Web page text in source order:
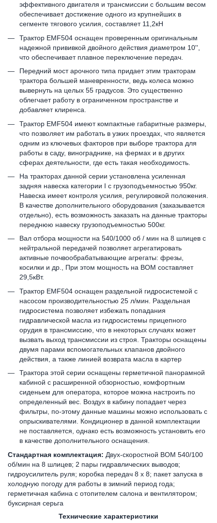
эффективного двигателя и трансмиссии с большим весом
обеспечивает достижение одного из крупнейших в
сегменте тягового усилия, составляет 11,2кН
Трактор ЕMF504 оснащен проверенным оригинальным
надежной прививкой двойного действия диаметром 10'',
что обеспечивает плавное переключение передач.
Передний мост арочного типа придает этим тракторам
трактора большей маневренности, ведь колеса можно
вывернуть на целых 55 градусов. Это существенно
облегчает работу в ограниченном пространстве и
добавляет клиренса.
Трактор ЕMF504 имеют компактные габаритные размеры,
что позволяет им работать в узких проездах, что является
одним из ключевых факторов при выборе трактора для
работы в саду, винограднике, на фермах и в других
сферах деятельности, где есть такая необходимость.
На тракторах данной серии установлена усиленная
задняя навеска категории I с грузоподъемностью 950кг.
Навеска имеет контроля усилия, регулировкой положения.
В качестве дополнительного оборудования (заказывается
отдельно), есть возможность заказать на данные тракторы
переднюю навеску грузоподъемностью 500кг.
Вал отбора мощности на 540/1000 об / мин на 8 шлицев с
нейтральной передачей позволяет агрегатировать
активные почвообрабатывающие агрегаты: фрезы,
косилки и др., При этом мощность на ВОМ составляет
29,5кВт.
Трактор ЕMF504 оснащен раздельной гидросистемой с
насосом производительностью 25 л/мин. Раздельная
гидросистема позволяет избежать попадания
гидравлической масла из гидросистемы прицепного
орудия в трансмиссию, что в некоторых случаях может
вызвать выход трансмиссии из строя. Тракторы оснащены
двумя парами вспомогательных клапанов двойного
действия, а также линией возврата масла в картер
Трактора этой серии оснащены герметичной панорамной
кабиной с расширенной обзорностью, комфортным
сиденьем для оператора, которое можна настроить по
определенный вес. Воздух в кабину попадает через
фильтры, по-этому данные машины можно использовать с
опрыскивателями. Кондиционер в данной комплектации
не поставляется, однако есть возможность установить его
в качестве дополнительного оснащения.
Стандартная комплектация: Двух-скоростной ВОМ 540/100
об/мин на 8 шлицев; 2 пары гидравлических выводов;
гидроусилитель руля; коробка передач 8 х 8; пакет запуска в
холодную погоду для работы в зимний период года;
герметичная кабина с отопителем салона и вентилятором;
буксирная серьга
Технические характеристики